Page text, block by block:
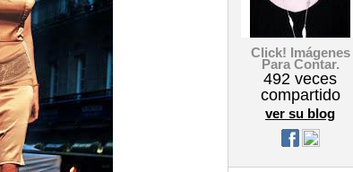
Click! Imágenes
Para Contar.
492 veces
compartido
ver su blog